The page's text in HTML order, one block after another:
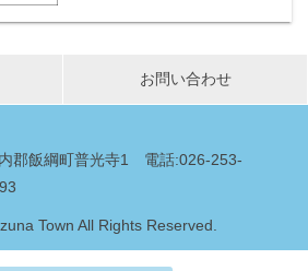
お問い合わせ
郡飯綱町普光寺1 電話:026-253-
Town All Rights Reserved.